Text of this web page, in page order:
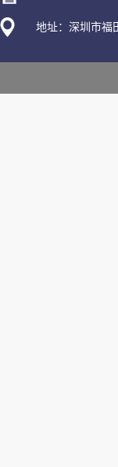
地址：深圳市福